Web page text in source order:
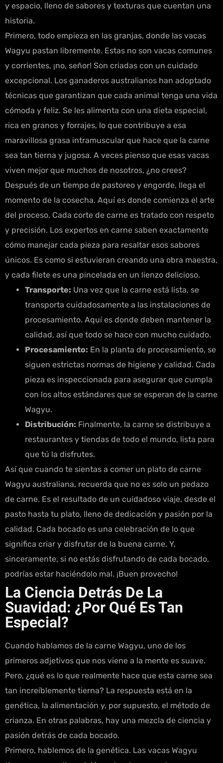
y espacio, lleno de sabores y texturas que cuentan una
historia.
Primero, todo empieza en las granjas, donde las vacas
Wagyu pastan libremente. Estas no son vacas comunes
y corrientes, ¡no, señor! Son criadas con un cuidado
excepcional. Los ganaderos australianos han adoptado
técnicas que garantizan que cada animal tenga una vida
cómoda y feliz. Se les alimenta con una dieta especial,
rica en granos y forrajes, lo que contribuye a esa
maravillosa grasa intramuscular que hace que la carne
sea tan tierna y jugosa. A veces pienso que esas vacas
viven mejor que muchos de nosotros, ¿no crees?
Después de un tiempo de pastoreo y engorde, llega el
momento de la cosecha. Aquí es donde comienza el arte
del proceso. Cada corte de carne es tratado con respeto
y precisión. Los expertos en carne saben exactamente
cómo manejar cada pieza para resaltar esos sabores
únicos. Es como si estuvieran creando una obra maestra,
y cada filete es una pincelada en un lienzo delicioso.
Transporte: Una vez que la carne está lista, se
transporta cuidadosamente a las instalaciones de
procesamiento. Aquí es donde deben mantener la
calidad, así que todo se hace con mucho cuidado.
Procesamiento: En la planta de procesamiento, se
siguen estrictas normas de higiene y calidad. Cada
pieza es inspeccionada para asegurar que cumpla
con los altos estándares que se esperan de la carne
Wagyu.
Distribución: Finalmente, la carne se distribuye a
restaurantes y tiendas de todo el mundo, lista para
que tú la disfrutes.
Así que cuando te sientas a comer un plato de carne
Wagyu australiana, recuerda que no es solo un pedazo
de carne. Es el resultado de un cuidadoso viaje, desde el
pasto hasta tu plato, lleno de dedicación y pasión por la
calidad. Cada bocado es una celebración de lo que
significa criar y disfrutar de la buena carne. Y,
sinceramente, si no estás disfrutando de cada bocado,
podrías estar haciéndolo mal. ¡Buen provecho!
La Ciencia Detrás De La
Suavidad: ¿Por Qué Es Tan
Especial?
Cuando hablamos de la carne Wagyu, uno de los
primeros adjetivos que nos viene a la mente es suave.
Pero, ¿qué es lo que realmente hace que esta carne sea
tan increíblemente tierna? La respuesta está en la
genética, la alimentación y, por supuesto, el método de
crianza. En otras palabras, hay una mezcla de ciencia y
pasión detrás de cada bocado.
Primero, hablemos de la genética. Las vacas Wagyu